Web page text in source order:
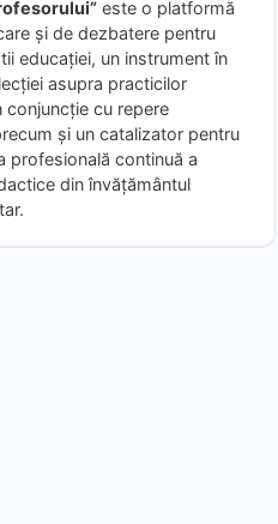
este o platformă
și de dezbatere pentru
educației, un instrument în
asupra practicilor
conjuncție cu repere
și un catalizator pentru
profesională continuă a
din învățământul